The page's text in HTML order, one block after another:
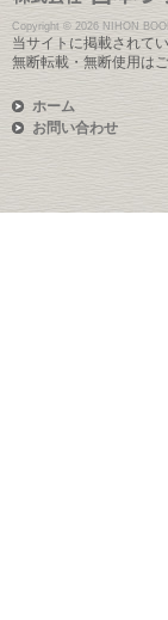
Copyright © 2026 NIHON
当サイトに掲載されて
無断転載・無断使用は
ホーム
お問い合わせ